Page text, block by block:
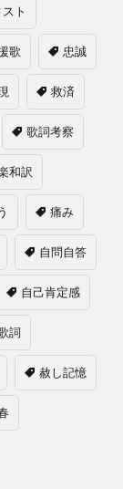
ト
歌 忠誠
救済
歌詞考察
和訳
痛み
自問自答
自己肯定感
詞
赦し記憶